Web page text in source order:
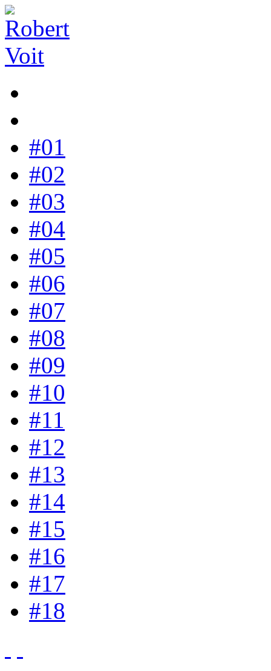
#01
#02
#03
#04
#05
#06
#07
#08
#09
#10
#11
#12
#13
#14
#15
#16
#17
#18